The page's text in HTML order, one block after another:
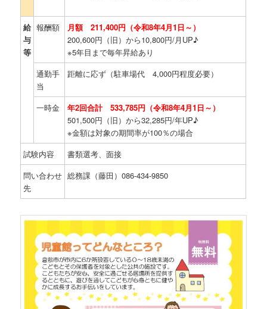
給
与
等
報酬額
月額 211,400円（令和8年4月1日～）
200,600円（旧）から10,800円/月UP♪
※5年目まで毎年昇給あり
通勤手
当
距離に応ず（駐車場代 4,000円程度必要）
一時金
年2回合計 533,785円（令和8年4月1日～）
501,500円（旧）から32,285円/年UP♪
※金額は対象の期間率が100％の場合
試験内容
書類選考、面接
問い合わせ
先
総務課（藤田）086-434-9850